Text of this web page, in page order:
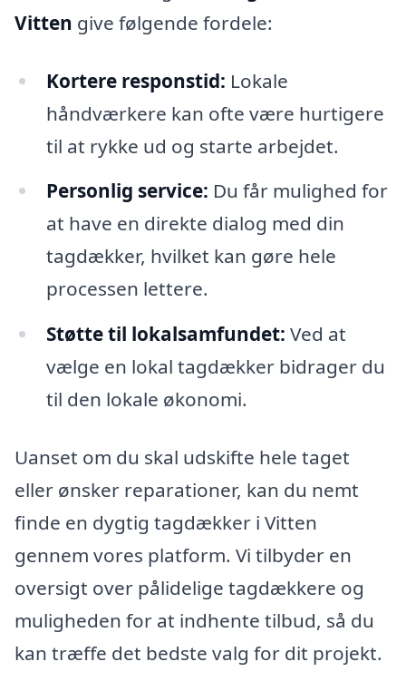
Vitten give følgende fordele:
Kortere responstid: Lokale
håndværkere kan ofte være hurtigere
til at rykke ud og starte arbejdet.
Personlig service: Du får mulighed for
at have en direkte dialog med din
tagdækker, hvilket kan gøre hele
processen lettere.
Støtte til lokalsamfundet: Ved at
vælge en lokal tagdækker bidrager du
til den lokale økonomi.
Uanset om du skal udskifte hele taget
eller ønsker reparationer, kan du nemt
finde en dygtig tagdækker i Vitten
gennem vores platform. Vi tilbyder en
oversigt over pålidelige tagdækkere og
muligheden for at indhente tilbud, så du
kan træffe det bedste valg for dit projekt.